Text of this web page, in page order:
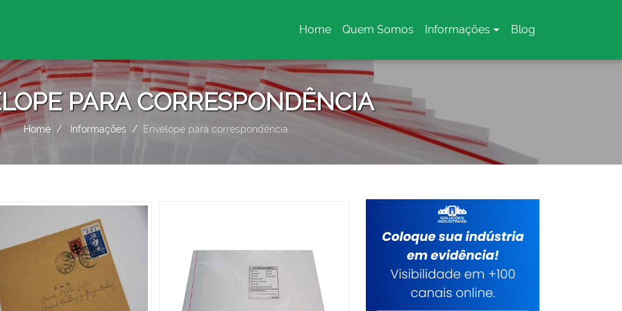
Home
(current)
Quem Somos Informações Blog
PARA CORRESPONDÊNCIA
Home Informações Envelope para correspondência